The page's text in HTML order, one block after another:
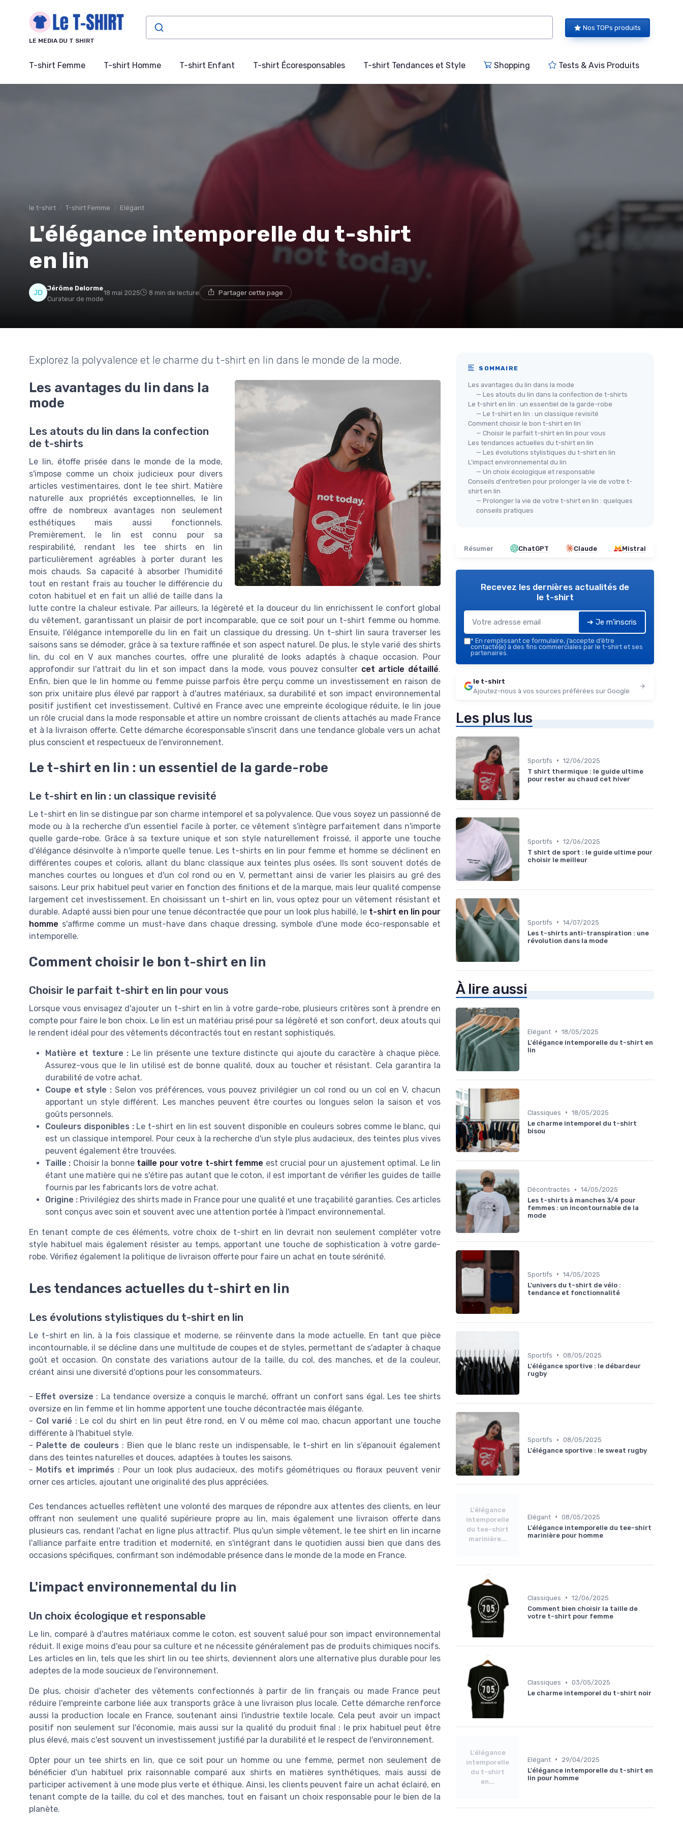
LE MEDIA DU T SHIRT
Nos TOPs produits
T-shirt Femme T-shirt Homme T-shirt Enfant T-shirt Écoresponsables T-shirt Tendances et Style Shopping Tests & Avis Produits
le t-shirt T-shirt Femme Elégant
L'élégance intemporelle du t-shirt
en lin
Jérôme Delorme
Curateur de mode
18 mai 2025 8 min de lecture Partager cette page
Explorez la polyvalence et le charme du t-shirt en lin dans le monde de la mode.
Les avantages du lin dans la
mode
Les atouts du lin dans la confection
de t-shirts
Le lin, étoffe prisée dans le monde de la mode,
s'impose comme un choix judicieux pour divers
articles vestimentaires, dont le tee shirt. Matière
naturelle aux propriétés exceptionnelles, le lin
offre de nombreux avantages non seulement
esthétiques mais aussi fonctionnels.
Premièrement, le lin est connu pour sa
respirabilité, rendant les tee shirts en lin
particulièrement agréables à porter durant les
mois chauds. Sa capacité à absorber l'humidité
tout en restant frais au toucher le différencie du
coton habituel et en fait un allié de taille dans la
lutte contre la chaleur estivale. Par ailleurs, la légèreté et la douceur du lin enrichissent le confort global
du vêtement, garantissant un plaisir de port incomparable, que ce soit pour un t-shirt femme ou homme.
Ensuite, l'élégance intemporelle du lin en fait un classique du dressing. Un t-shirt lin saura traverser les
saisons sans se démoder, grâce à sa texture raffinée et son aspect naturel. De plus, le style varié des shirts
lin, du col en V aux manches courtes, offre une pluralité de looks adaptés à chaque occasion. Pour
approfondir sur l'attrait du lin et son impact dans la mode, vous pouvez consulter cet article détaillé.
Enfin, bien que le lin homme ou femme puisse parfois être perçu comme un investissement en raison de
son prix unitaire plus élevé par rapport à d'autres matériaux, sa durabilité et son impact environnemental
positif justifient cet investissement. Cultivé en France avec une empreinte écologique réduite, le lin joue
un rôle crucial dans la mode responsable et attire un nombre croissant de clients attachés au made France
et à la livraison offerte. Cette démarche écoresponsable s'inscrit dans une tendance globale vers un achat
plus conscient et respectueux de l'environnement.
Le t-shirt en lin : un essentiel de la garde-robe
Le t-shirt en lin : un classique revisité
Le t-shirt en lin se distingue par son charme intemporel et sa polyvalence. Que vous soyez un passionné de
mode ou à la recherche d'un essentiel facile à porter, ce vêtement s'intègre parfaitement dans n'importe
quelle garde-robe. Grâce à sa texture unique et son style naturellement froissé, il apporte une touche
d'élégance désinvolte à n'importe quelle tenue. Les t-shirts en lin pour femme et homme se déclinent en
différentes coupes et coloris, allant du blanc classique aux teintes plus osées. Ils sont souvent dotés de
manches courtes ou longues et d'un col rond ou en V, permettant ainsi de varier les plaisirs au gré des
saisons. Leur prix habituel peut varier en fonction des finitions et de la marque, mais leur qualité compense
largement cet investissement. En choisissant un t-shirt en lin, vous optez pour un vêtement résistant et
durable. Adapté aussi bien pour une tenue décontractée que pour un look plus habillé, le t-shirt en lin pour
homme s'affirme comme un must-have dans chaque dressing, symbole d'une mode éco-responsable et
intemporelle.
Comment choisir le bon t-shirt en lin
Choisir le parfait t-shirt en lin pour vous
Lorsque vous envisagez d'ajouter un t-shirt en lin à votre garde-robe, plusieurs critères sont à prendre en
compte pour faire le bon choix. Le lin est un matériau prisé pour sa légèreté et son confort, deux atouts qui
le rendent idéal pour des vêtements décontractés tout en restant sophistiqués.
Matière et texture :Le lin présente une texture distincte qui ajoute du caractère à chaque pièce.
Assurez-vous que le lin utilisé est de bonne qualité, doux au toucher et résistant. Cela garantira la
durabilité de votre achat.
Coupe et style : Selon vos préférences, vous pouvez privilégier un col rond ou un col en V, chacun
apportant un style différent. Les manches peuvent être courtes ou longues selon la saison et vos
goûts personnels.
Couleurs disponibles :Le t-shirt en lin est souvent disponible en couleurs sobres comme le blanc, qui
est un classique intemporel. Pour ceux à la recherche d'un style plus audacieux, des teintes plus vives
peuvent également être trouvées.
Taille : Choisir la bonne taille pour votre t-shirt femme est crucial pour un ajustement optimal. Le lin
étant une matière qui ne s'étire pas autant que le coton, il est important de vérifier les guides de taille
fournis par les fabricants lors de votre achat.
Origine : Privilégiez des shirts made in France pour une qualité et une traçabilité garanties. Ces articles
sont conçus avec soin et souvent avec une attention portée à l'impact environnemental.
En tenant compte de ces éléments, votre choix de t-shirt en lin devrait non seulement compléter votre
style habituel mais également résister au temps, apportant une touche de sophistication à votre garde-
robe. Vérifiez également la politique de livraison offerte pour faire un achat en toute sérénité.
Les tendances actuelles du t-shirt en lin
Les évolutions stylistiques du t-shirt en lin
Le t-shirt en lin, à la fois classique et moderne, se réinvente dans la mode actuelle. En tant que pièce
incontournable, il se décline dans une multitude de coupes et de styles, permettant de s'adapter à chaque
goût et occasion. On constate des variations autour de la taille, du col, des manches, et de la couleur,
créant ainsi une diversité d'options pour les consommateurs.
- Effet oversize : La tendance oversize a conquis le marché, offrant un confort sans égal. Les tee shirts
oversize en lin femme et lin homme apportent une touche décontractée mais élégante.
- Col varié : Le col du shirt en lin peut être rond, en V ou même col mao, chacun apportant une touche
différente à l'habituel style.
- Palette de couleurs : Bien que le blanc reste un indispensable, le t-shirt en lin s’épanouit également
dans des teintes naturelles et douces, adaptées à toutes les saisons.
- Motifs et imprimés : Pour un look plus audacieux, des motifs géométriques ou floraux peuvent venir
orner ces articles, ajoutant une originalité des plus appréciées.
Ces tendances actuelles reflètent une volonté des marques de répondre aux attentes des clients, en leur
offrant non seulement une qualité supérieure propre au lin, mais également une livraison offerte dans
plusieurs cas, rendant l'achat en ligne plus attractif. Plus qu'un simple vêtement, le tee shirt en lin incarne
l'alliance parfaite entre tradition et modernité, en s'intégrant dans le quotidien aussi bien que dans des
occasions spécifiques, confirmant son indémodable présence dans le monde de la mode en France.
L'impact environnemental du lin
Un choix écologique et responsable
Le lin, comparé à d'autres matériaux comme le coton, est souvent salué pour son impact environnemental
réduit. Il exige moins d'eau pour sa culture et ne nécessite généralement pas de produits chimiques nocifs.
Les articles en lin, tels que les shirt lin ou tee shirts, deviennent alors une alternative plus durable pour les
adeptes de la mode soucieux de l'environnement.
De plus, choisir d'acheter des vêtements confectionnés à partir de lin français ou made France peut
réduire l'empreinte carbone liée aux transports grâce à une livraison plus locale. Cette démarche renforce
aussi la production locale en France, soutenant ainsi l'industrie textile locale. Cela peut avoir un impact
positif non seulement sur l'économie, mais aussi sur la qualité du produit final : le prix habituel peut être
plus élevé, mais c'est souvent un investissement justifié par la durabilité et le respect de l'environnement.
Opter pour un tee shirts en lin, que ce soit pour un homme ou une femme, permet non seulement de
bénéficier d'un habituel prix raisonnable comparé aux shirts en matières synthétiques, mais aussi de
participer activement à une mode plus verte et éthique. Ainsi, les clients peuvent faire un achat éclairé, en
tenant compte de la taille, du col et des manches, tout en faisant un choix responsable pour le bien de la
planète.
SOMMAIRE
Les avantages du lin dans la mode
— Les atouts du lin dans la confection de t-shirts
Le t-shirt en lin : un essentiel de la garde-robe
— Le t-shirt en lin : un classique revisité
Comment choisir le bon t-shirt en lin
— Choisir le parfait t-shirt en lin pour vous
Les tendances actuelles du t-shirt en lin
— Les évolutions stylistiques du t-shirt en lin
L'impact environnemental du lin
— Un choix écologique et responsable
Conseils d'entretien pour prolonger la vie de votre t-
shirt en lin
— Prolonger la vie de votre t-shirt en lin : quelques
conseils pratiques
Résumer ChatGPT Claude Mistral
Recevez les dernières actualités de
le t-shirt
➔ Je m'inscris
* En remplissant ce formulaire, j’accepte d’être
contacté(e) à des fins commerciales par le t-shirt et ses
partenaires.
le t-shirt
Ajoutez-nous à vos sources préférées sur Google
Les plus lus
Sportifs • 12/06/2025
T shirt thermique : le guide ultime
pour rester au chaud cet hiver
Sportifs • 12/06/2025
T shirt de sport : le guide ultime pour
choisir le meilleur
Sportifs • 14/07/2025
Les t-shirts anti-transpiration : une
révolution dans la mode
À lire aussi
Elégant • 18/05/2025
L'élégance intemporelle du t-shirt en
lin
Classiques • 18/05/2025
Le charme intemporel du t-shirt
bisou
Décontractés • 14/05/2025
Les t-shirts à manches 3/4 pour
femmes : un incontournable de la
mode
Sportifs • 14/05/2025
L'univers du t-shirt de vélo :
tendance et fonctionnalité
Sportifs • 08/05/2025
L'élégance sportive : le débardeur
rugby
Sportifs • 08/05/2025
L'élégance sportive : le sweat rugby
L'élégance
intemporelle
du tee-shirt
marinière...
Elégant • 08/05/2025
L'élégance intemporelle du tee-shirt
marinière pour homme
Classiques • 12/06/2025
Comment bien choisir la taille de
votre t-shirt pour femme
Classiques • 03/05/2025
Le charme intemporel du t-shirt noir
L'élégance
intemporelle
du t-shirt
en...
Elégant •
29/04/2025
L'élégance intemporelle du t-shirt en
lin pour homme